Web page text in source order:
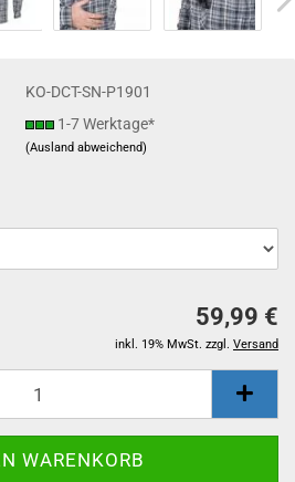
KO-DCT-SN-P1901
1-7 Werktage*
(Ausland abweichend)
59,99 €
inkl. 19% MwSt. zzgl. Versand